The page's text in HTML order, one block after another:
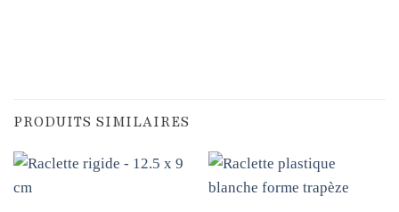
PRODUITS SIMILAIRES